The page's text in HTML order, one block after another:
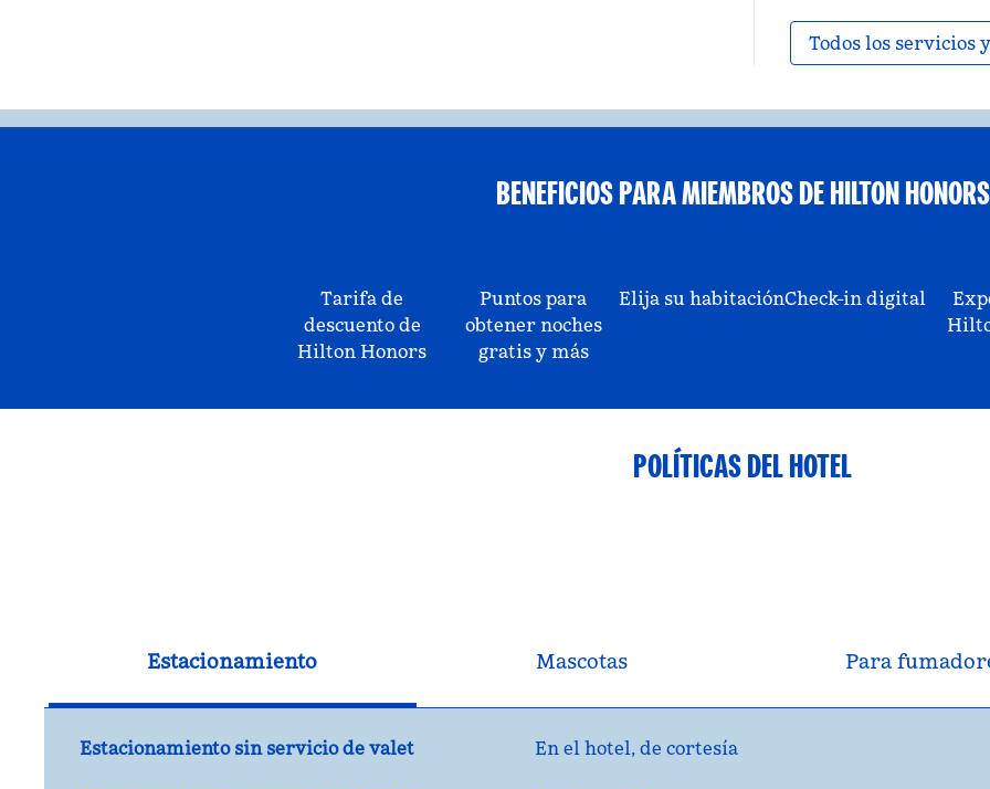
Todos los servicios
BENEFICIOS PARA MIEMBROS DE HILTON HONORS
Tarifa de
descuento de
Hilton Honors
Puntos para
obtener noches
gratis y más
Elija su habitaciónCheck-in digital
POLÍTICAS DEL HOTEL
Estacionamiento Mascotas Para
Estacionamiento sin servicio de valet En el hotel, de cortesía